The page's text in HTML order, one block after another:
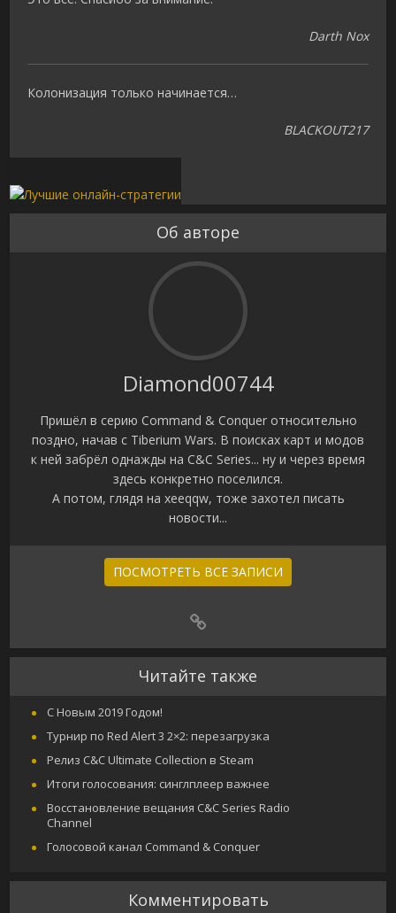
Darth Nox
Колонизация только начинается…
BLACKOUT217
Об авторе
Diamond00744
Пришёл в серию Command & Conquer относительно
поздно, начав с Tiberium Wars. В поисках карт и модов
к ней забрёл однажды на C&C Series... ну и через время
здесь конкретно поселился.
А потом, глядя на xeeqqw, тоже захотел писать
новости...
ПОСМОТРЕТЬ ВСЕ ЗАПИСИ
Читайте также
С Новым 2019 Годом!
Турнир по Red Alert 3 2×2: перезагрузка
Релиз C&C Ultimate Collection в Steam
Итоги голосования: синглплеер важнее
Восстановление вещания C&C Series Radio
Channel
Голосовой канал Command & Conquer
Комментировать